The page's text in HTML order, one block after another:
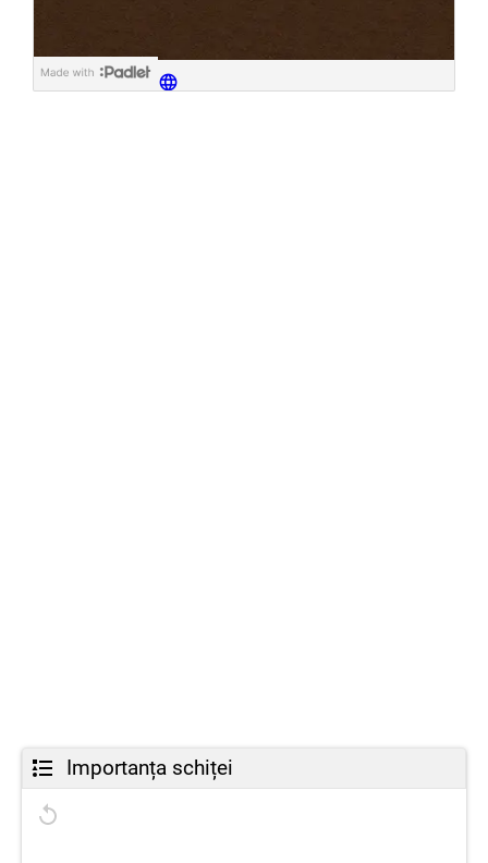
Importanța schiței